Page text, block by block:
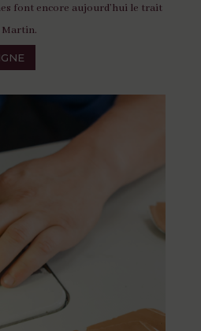
font encore aujourd’hui le trait
Martin.